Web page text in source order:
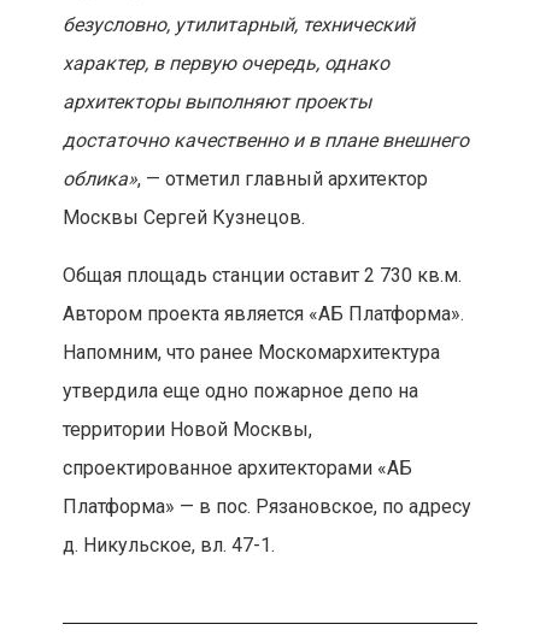
безусловно, утилитарный, технический
характер, в первую очередь, однако
архитекторы выполняют проекты
достаточно качественно и в плане внешнего
облика», — отметил главный архитектор
Москвы Сергей Кузнецов.
Общая площадь станции оставит 2 730 кв.м.
Автором проекта является «АБ Платформа».
Напомним, что ранее Москомархитектура
утвердила еще одно пожарное депо на
территории Новой Москвы,
спроектированное архитекторами «АБ
Платформа» — в пос. Рязановское, по адресу
д. Никульское, вл. 47-1.